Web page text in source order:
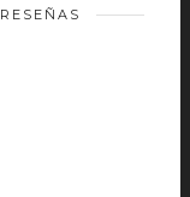
RESEÑAS